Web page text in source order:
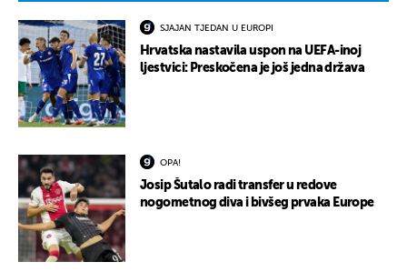
SJAJAN TJEDAN U EUROPI
Hrvatska nastavila uspon na UEFA-inoj
ljestvici: Preskočena je još jedna država
OPA!
Josip Šutalo radi transfer u redove
nogometnog diva i bivšeg prvaka Europe